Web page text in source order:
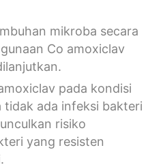
mikroba secara
Co amoxiclav
pada kondisi
tidak ada infeksi bakteri
risiko
yang resisten